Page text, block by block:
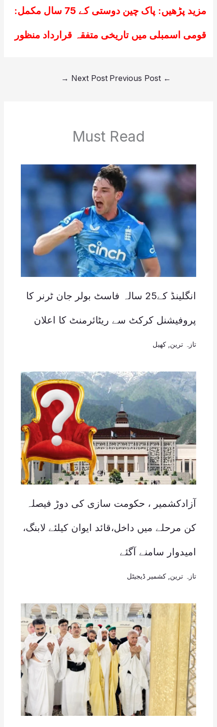
مزید پڑھیں: پاک چین دوستی کے 75 سال مکمل:
قومی اسمبلی میں تاریخی متفقہ قرارداد منظور
←
Next Post
→
Must Read
انگلینڈ کے25 سالہ فاسٹ بولر جان ٹرنر کا
پروفیشنل کرکٹ سے ریٹائرمنٹ کا اعلان
تازہ ترین کھیل
آزادکشمیر ، حکومت سازی کی دوڑ فیصلہ
کن مرحلے میں داخل،قائد ایوان کیلئے لابنگ،
امیدوار سامنے آگئے
تازہ ترین کشمیر ڈیجیٹل